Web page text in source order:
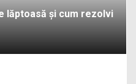
lăptoasă și cum rezolvi